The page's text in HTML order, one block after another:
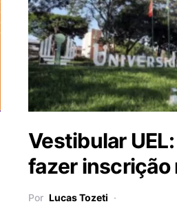
Vestibular
fazer inscrição
Por Lucas Tozeti